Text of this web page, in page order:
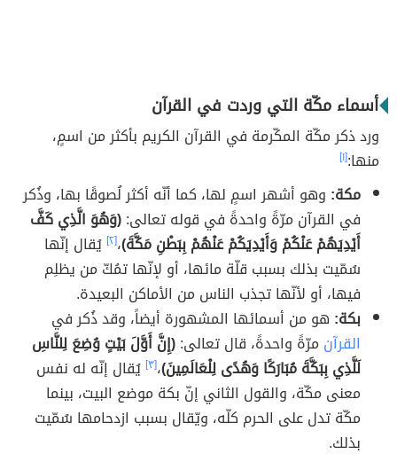
أسماء مكّة التي وردت في القرآن
ورد ذكر مكّة المكّرمة في القرآن الكريم بأكثر من اسمٍ،
منها:[١]
مكة: وهو أشهر اسمٍ لها، كما أنّه أكثر لُصوقًا بها، وذُكر
في القرآن مرّةً واحدةً في قوله تعالى:(وَهُوَ الَّذِي كَفَّ
أَيْدِيَهُمْ عَنْكُمْ وَأَيْدِيَكُمْ عَنْهُمْ بِبَطْنِ مَكَّةَ)،[٢] يُقال إنّها
سُمّيت بذلك بسبب قلّة مائها، أو لإنّها تمُكّ من يظلِم
فيها، أو لأنّها تجذب الناس من الأماكن البعيدة.
بكة: هو من أسمائها المشهورة أيضاً، وقد ذُكر في
القرآن مرّةً واحدةً، قال تعالى:(إِنَّ أَوَّلَ بَيْتٍ وُضِعَ لِلنَّاسِ
لَلَّذِي بِبَكَّةَ مُبَارَكًا وَهُدًى لِلْعَالَمِينَ)،[٣] يُقال إنّه له نفس
معنى مكّة، والقول الثاني إنّ بكة موضع البيت، بينما
مكّة تدل على الحرم كلّه، ويّقال بسبب ازدحامها سُمّيت
بذلك.